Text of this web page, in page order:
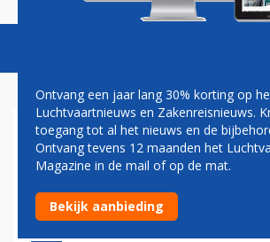
AIR FRANCE SPREEKT
SCHRAPPEN
PLAN TEGEN
Ontvang een jaar lang 30% korting op
Luchtvaartnieuws en Zakenreisnieuws.
toegang tot al het nieuws en de
Ontvang tevens 12 maanden het
Magazine in de mail of op de mat.
Bekijk aanbieding